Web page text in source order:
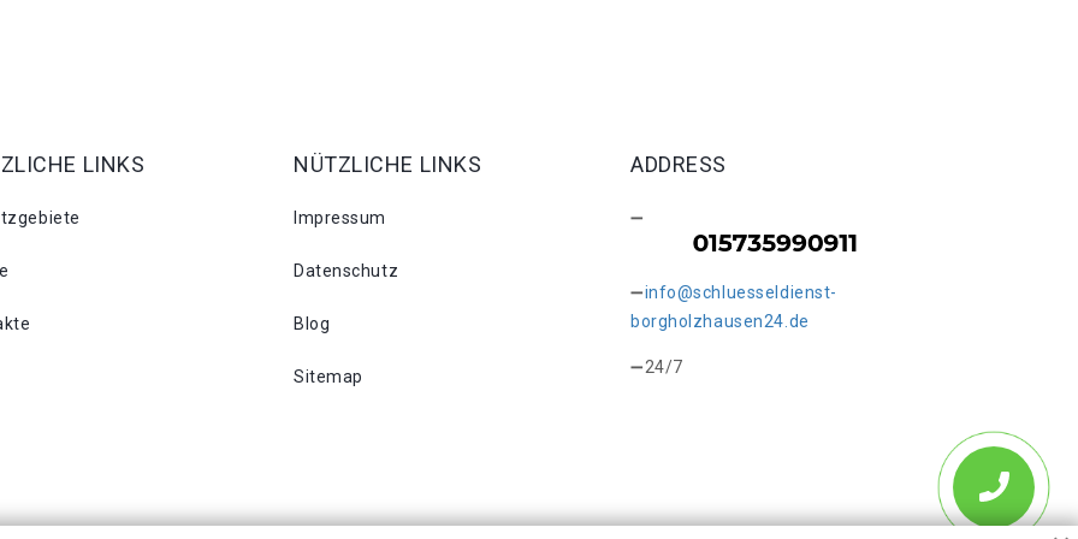
LINKS NÜTZLICHE LINKS
Impressum
Datenschutz
Blog
Sitemap
ADDRESS
info@schluesseldienst-
borgholzhausen24.de
24/7